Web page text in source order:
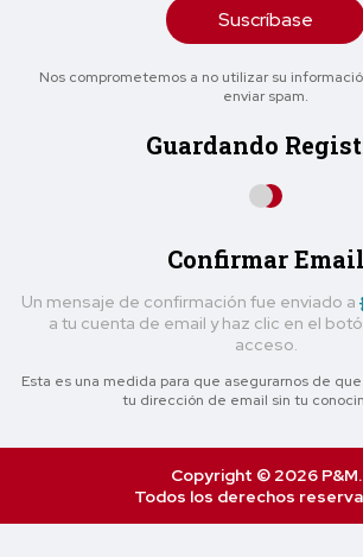
Suscríbase
Nos comprometemos a no utilizar su
enviar spam.
Guardando
Confirmar Email
Un mensaje de confirmación fue enviado a
a tu cuenta de email y haz clic en el
acceso.
Esta es una medida para que asegurarnos de
tu dirección de email sin tu
Copyright © 2026 P&M.
Todos los derechos